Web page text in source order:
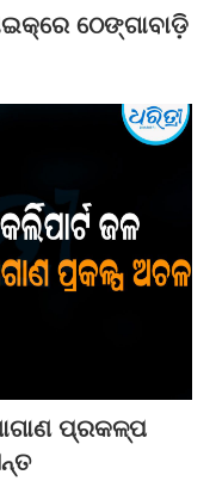
ଠେଙ୍ଗାବାଡ଼ି
ପ୍ରକଳ୍ପ